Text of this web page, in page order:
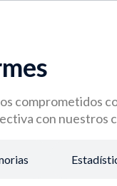
comprometidos
con nuestros